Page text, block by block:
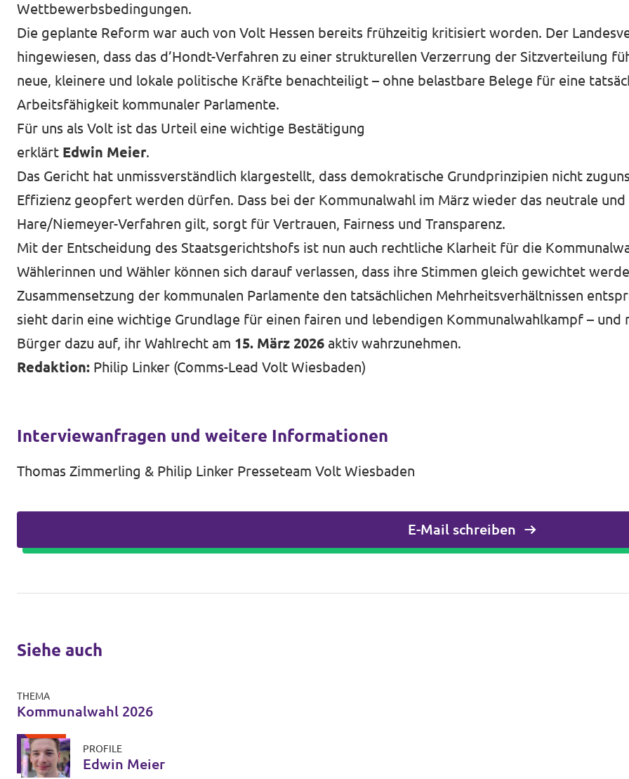
Volt vor Ort in Hessen
Transparenz
Datenschutz
Kontakt
Wettbewerbsbedingungen.
Die geplante Reform war auch von Volt Hessen bereits frühzeitig kritisiert worden. Der
hingewiesen, dass das d’Hondt-Verfahren zu einer strukturellen Verzerrung der Sitzverteilung
neue, kleinere und lokale politische Kräfte benachteiligt – ohne belastbare Belege für eine
Arbeitsfähigkeit kommunaler Parlamente.
Für uns als Volt ist das Urteil eine wichtige Bestätigung
erklärt Edwin Meier.
Das Gericht hat unmissverständlich klargestellt, dass demokratische Grundprinzipien nicht
Effizienz geopfert werden dürfen. Dass bei der Kommunalwahl im März wieder das neutrale
Hare/Niemeyer-Verfahren gilt, sorgt für Vertrauen, Fairness und Transparenz.
Mit der Entscheidung des Staatsgerichtshofs ist nun auch rechtliche Klarheit für die
Wählerinnen und Wähler können sich darauf verlassen, dass ihre Stimmen gleich gewichtet
Zusammensetzung der kommunalen Parlamente den tatsächlichen Mehrheitsverhältnissen
sieht darin eine wichtige Grundlage für einen fairen und lebendigen Kommunalwahlkampf –
Bürger dazu auf, ihr Wahlrecht am 15. März 2026 aktiv wahrzunehmen.
Redaktion: Philip Linker (Comms-Lead Volt Wiesbaden)
Interviewanfragen und weitere Informationen
Thomas Zimmerling & Philip Linker Presseteam Volt Wiesbaden
E-Mail schreiben
Siehe auch
THEMA
Kommunalwahl 2026
PROFILE
Edwin Meier